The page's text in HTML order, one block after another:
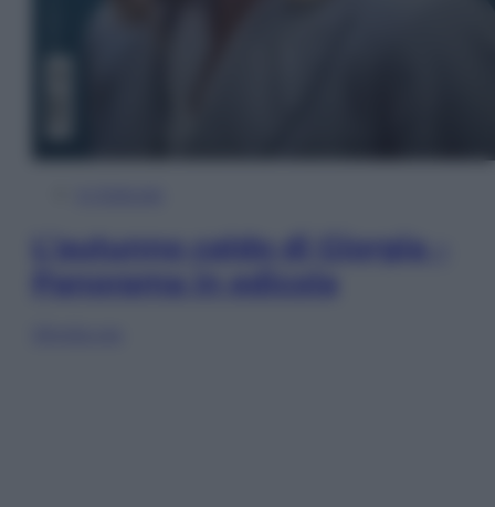
L’autunno caldo di Giorgia –